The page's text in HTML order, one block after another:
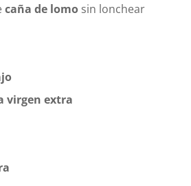
caña de lomo sin lonchear
virgen extra